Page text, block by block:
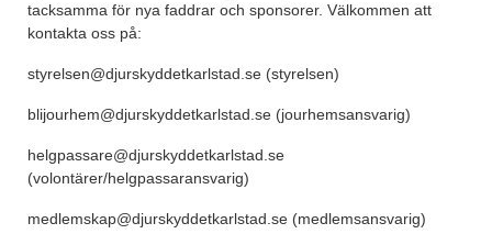
tacksamma för nya faddrar och sponsorer. Välkommen att
kontakta oss på:
styrelsen@djurskyddetkarlstad.se (styrelsen)
blijourhem@djurskyddetkarlstad.se (jourhemsansvarig)
helgpassare@djurskyddetkarlstad.se
(volontärer/helgpassaransvarig)
medlemskap@djurskyddetkarlstad.se (medlemsansvarig)